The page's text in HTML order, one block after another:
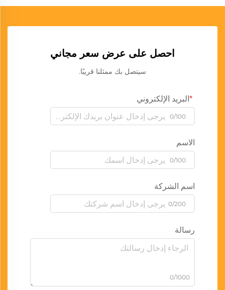
احصل على عرض سعر مجاني
سيتصل بك ممثلنا قريبًا.
البريد الإلكتروني
0/100
الاسم
0/100
اسم الشركة
0/200
رسالة
0/1000